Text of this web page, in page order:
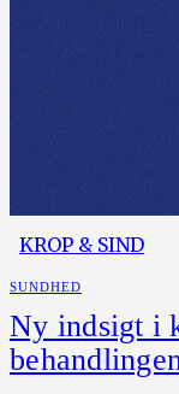
KROP & SIND
SUNDHED
Ny indsigt i